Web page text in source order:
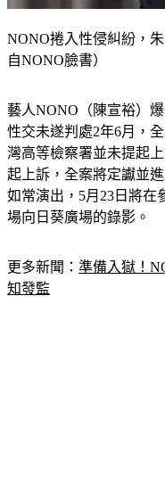
自NONO臉書）
性交未遂判處2年6月，
灣高等檢察署並未提起
起上訴，全案將定讞並
如常演出，5月23日將在
場向日葵廣場的錄影。
知發監